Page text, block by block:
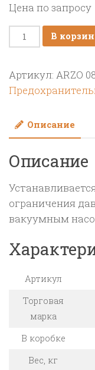
Цена по запросу
Количество
товара
клапан
давления
резьба
BSP
В
Артикул: ARZO
Описание
Описание
ограничения
вакуумным
Артикул
Торговая
марка
В коробке
Вес, кг